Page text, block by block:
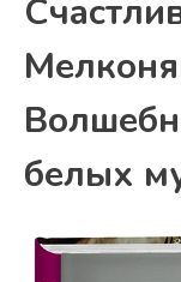
белых